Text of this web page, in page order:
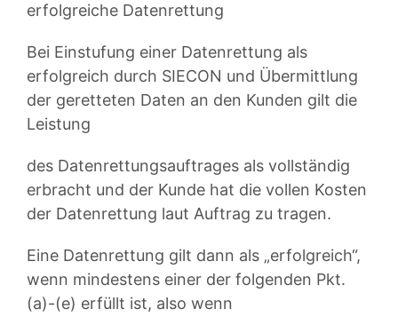
erfolgreiche Datenrettung
Bei Einstufung einer Datenrettung als
erfolgreich durch SIECON und Übermittlung
der geretteten Daten an den Kunden gilt die
Leistung
des Datenrettungsauftrages als vollständig
erbracht und der Kunde hat die vollen Kosten
der Datenrettung laut Auftrag zu tragen.
Eine Datenrettung gilt dann als „erfolgreich“,
wenn mindestens einer der folgenden Pkt.
(a)-(e) erfüllt ist, also wenn